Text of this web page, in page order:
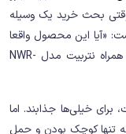
وقتی بحث خرید یک وسیله‌
«آیا این محصول واقعا
ارزش هزینه‌ای که می‌کنید را دارد؟» در مورد مودم همراه نتربیت مدل NWR-
خیلی‌ها جذابند. اما
تنها کوچک بودن و حمل